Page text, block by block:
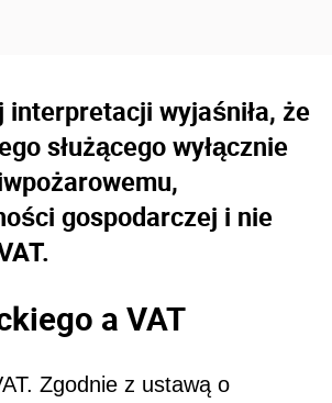
wyjaśniła, że
służącego wyłącznie
gospodarczej i nie
a VAT
Zgodnie z ustawą o